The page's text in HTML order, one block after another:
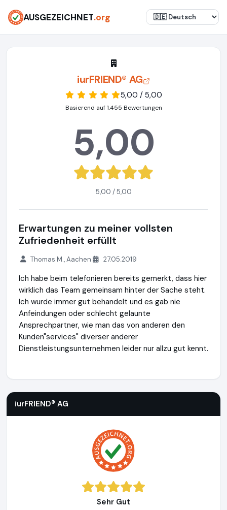
AUSGEZEICHNET.org
iurFRIEND® AG
5,00 / 5,00
Basierend auf 1.455 Bewertungen
5,00
5,00 / 5,00
Erwartungen zu meiner vollsten
Zufriedenheit erfüllt
Thomas M., Aachen 27.05.2019
Ich habe beim telefonieren bereits gemerkt, dass hier
wirklich das Team gemeinsam hinter der Sache steht.
Ich wurde immer gut behandelt und es gab nie
Anfeindungen oder schlecht gelaunte
Ansprechpartner, wie man das von anderen den
Kunden"services" diverser anderer
Dienstleistungsunternehmen leider nur allzu gut kennt.
iurFRIEND® AG
Sehr Gut